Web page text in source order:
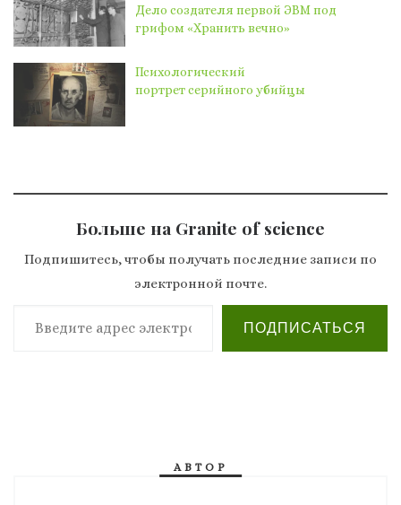
Дело создателя первой ЭВМ под
грифом «Хранить вечно»
Психологический
портрет серийного убийцы
Больше на Granite of science
Подпишитесь, чтобы получать последние записи по
электронной почте.
Введите адрес электронной почты…
ПОДПИСАТЬСЯ
АВТОР